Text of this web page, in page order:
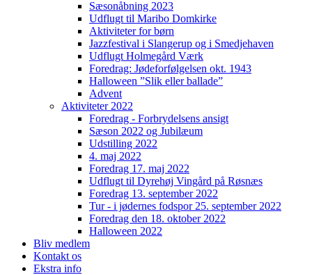
Sæsonåbning 2023
Udflugt til Maribo Domkirke
Aktiviteter for børn
Jazzfestival i Slangerup og i Smedjehaven
Udflugt Holmegård Værk
Foredrag: Jødeforfølgelsen okt. 1943
Halloween ”Slik eller ballade”
Advent
Aktiviteter 2022
Foredrag - Forbrydelsens ansigt
Sæson 2022 og Jubilæum
Udstilling 2022
4. maj 2022
Foredrag 17. maj 2022
Udflugt til Dyrehøj Vingård på Røsnæs
Foredrag 13. september 2022
Tur - i jødernes fodspor 25. september 2022
Foredrag den 18. oktober 2022
Halloween 2022
Bliv medlem
Kontakt os
Ekstra info